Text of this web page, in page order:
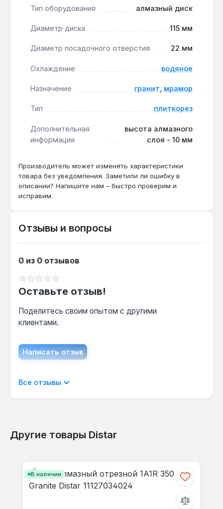
Круг Distar Marble используется на плиткорезах
подоконников и других изделий. Он подходит для
обработке камня и для точных работ при
ремонте. Производство — Украина. Гарантия 1
Подходит ли для резки гранита?
Нет — круг предназначен для мрамора и
травертина, для гранита требуется другой
тип алмазного напыления.
Какой ресурс работы при водяном
охлаждении?
сухой резкой, точный срок зависит от
Тип оборудования алмазный диск
Диаметр диска 115 мм
Диаметр посадочного отверстия 22 мм
Охлаждение водяное
Назначение гранит мрамор
Тип плиткорез
Дополнительная
информация
высота алмазного
слоя - 10 мм
Производитель может изменять характеристики
товара без уведомления. Заметили ли ошибку в
описании? Напишите нам – быстро проверим и
исправим.
Отзывы и вопросы
0 из 0 отзывов
Оставьте отзыв!
Поделитесь своим опытом с другими
клиентами.
Написать отзыв
Отображать отзывы только на текущем
Все отзывы
Другие товары Distar
В наличии